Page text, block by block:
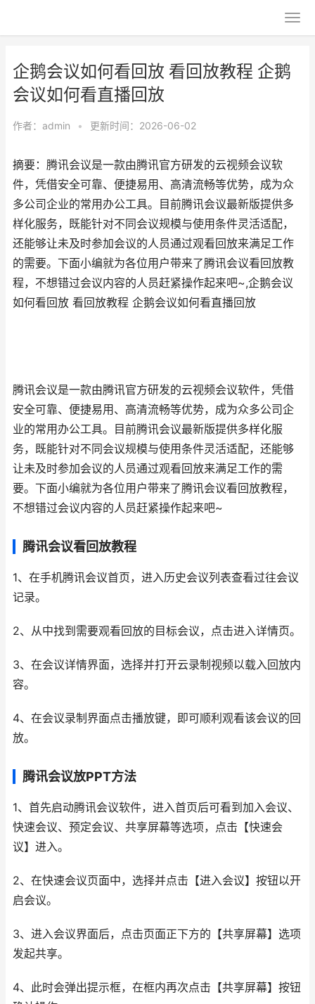
企鹅会议如何看回放 看回放教程 企鹅
会议如何看直播回放
作者： admin • 更新时间：2026-06-02
摘要：腾讯会议是一款由腾讯官方研发的云视频会议软
件，凭借安全可靠、便捷易用、高清流畅等优势，成为众
多公司企业的常用办公工具。目前腾讯会议最新版提供多
样化服务，既能针对不同会议规模与使用条件灵活适配，
还能够让未及时参加会议的人员通过观看回放来满足工作
的需要。下面小编就为各位用户带来了腾讯会议看回放教
程，不想错过会议内容的人员赶紧操作起来吧~,企鹅会议
如何看回放 看回放教程 企鹅会议如何看直播回放
腾讯会议是一款由腾讯官方研发的云视频会议软件，凭借
安全可靠、便捷易用、高清流畅等优势，成为众多公司企
业的常用办公工具。目前腾讯会议最新版提供多样化服
务，既能针对不同会议规模与使用条件灵活适配，还能够
让未及时参加会议的人员通过观看回放来满足工作的需
要。下面小编就为各位用户带来了腾讯会议看回放教程，
不想错过会议内容的人员赶紧操作起来吧~
腾讯会议看回放教程
1、在手机腾讯会议首页，进入历史会议列表查看过往会议
记录。
2、从中找到需要观看回放的目标会议，点击进入详情页。
3、在会议详情界面，选择并打开云录制视频以载入回放内
容。
4、在会议录制界面点击播放键，即可顺利观看该会议的回
放。
腾讯会议放PPT方法
1、首先启动腾讯会议软件，进入首页后可看到加入会议、
快速会议、预定会议、共享屏幕等选项，点击【快速会
议】进入。
2、在快速会议页面中，选择并点击【进入会议】按钮以开
启会议。
3、进入会议界面后，点击页面正下方的【共享屏幕】选项
发起共享。
4、此时会弹出提示框，在框内再次点击【共享屏幕】按钮